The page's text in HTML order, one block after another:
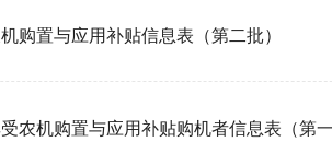
购置与应用补贴信息表（第二批）
农机购置与应用补贴购机者信息表（第